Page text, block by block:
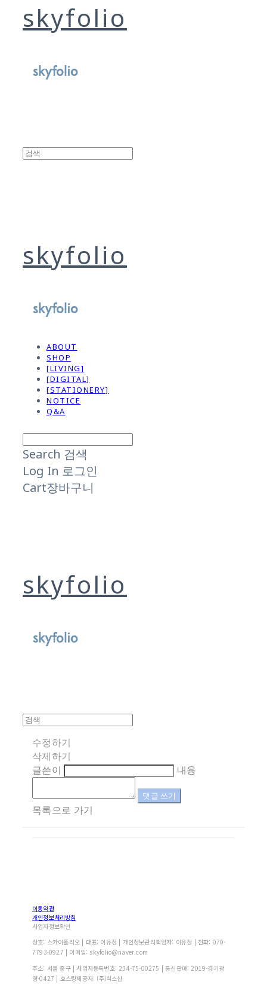
skyfolio
skyfolio
ABOUT
SHOP
[LIVING]
[DIGITAL]
[STATIONERY]
NOTICE
Q&A
Search 검색
Log In 로그인
Cart장바구니
skyfolio
수정하기
삭제하기
글쓴이
내용
댓글 쓰기
목록으로 가기
이용약관
개인정보처리방침
사업자정보확인
상호: 스카이폴리오 | 대표: 이유정 | 개인정보관리책임자: 이유정 | 전화: 070-
7793-0927 | 이메일: skyfolio@naver.com
주소: 서울 중구 | 사업자등록번호: 234-75-00275 | 통신판매: 2019-경기광
명-0427 | 호스팅제공자: (주)식스샵